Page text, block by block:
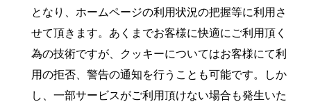
となり、ホームページの利用状況の把握等に利用さ
せて頂きます。あくまでお客様に快適にご利用頂く
為の技術ですが、クッキーについてはお客様にて利
用の拒否、警告の通知を行うことも可能です。しか
し、一部サービスがご利用頂けない場合も発生いた